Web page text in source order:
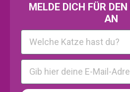
MELDE DICH FÜR
AN
Kattenras
E-mail